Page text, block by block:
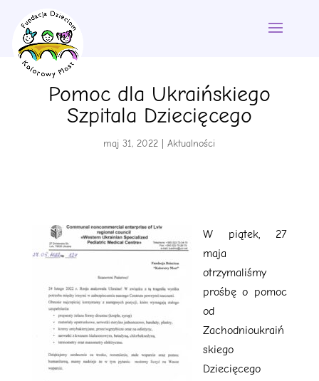
Pomoc dla Ukraińskiego
Szpitala Dziecięcego
maj 31, 2022 |Aktualności
W piątek, 27
maja
otrzymaliśmy
prośbę o pomoc
od
Zachodnioukraiń
skiego
Dziecięcego